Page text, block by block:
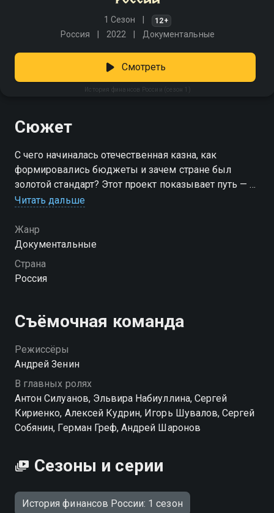
1 Сезон 12+
Россия 2022 Документальные
История финансов России (сезон 1)
Смотреть
Сюжет
С чего начиналась отечественная казна, как
формировались бюджеты и зачем стране был
золотой стандарт? Этот проект показывает путь — от
первых монет до цифровых систем. Аналитики шаг
как ошибки и победы прошлого отразились на
сегодняшнем дне. Как менялись налоги, кто
придумывал реформы и почему некоторые идеи
оказались поворотными. «История финансов
Посмотреть онлайн 1 сезон сериала История
финансов России вы можете совершенно
бесплатно в хорошем HD качестве на Смотрёшке
Читать дальше
Жанр
Документальные
Страна
Россия
Съёмочная команда
Режиссёры
Андрей Зенин
В главных ролях
Антон Силуанов, Эльвира Набиуллина, Сергей
Кириенко, Алексей Кудрин, Игорь Шувалов, Сергей
Собянин, Герман Греф, Андрей Шаронов
Сезоны и серии
История финансов России: 1 сезон